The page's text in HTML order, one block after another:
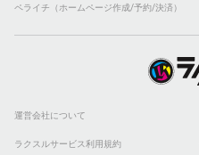
ペライチ（ホームページ作成/予約/決済）
運営会社について
ラクスルサービス利用規約